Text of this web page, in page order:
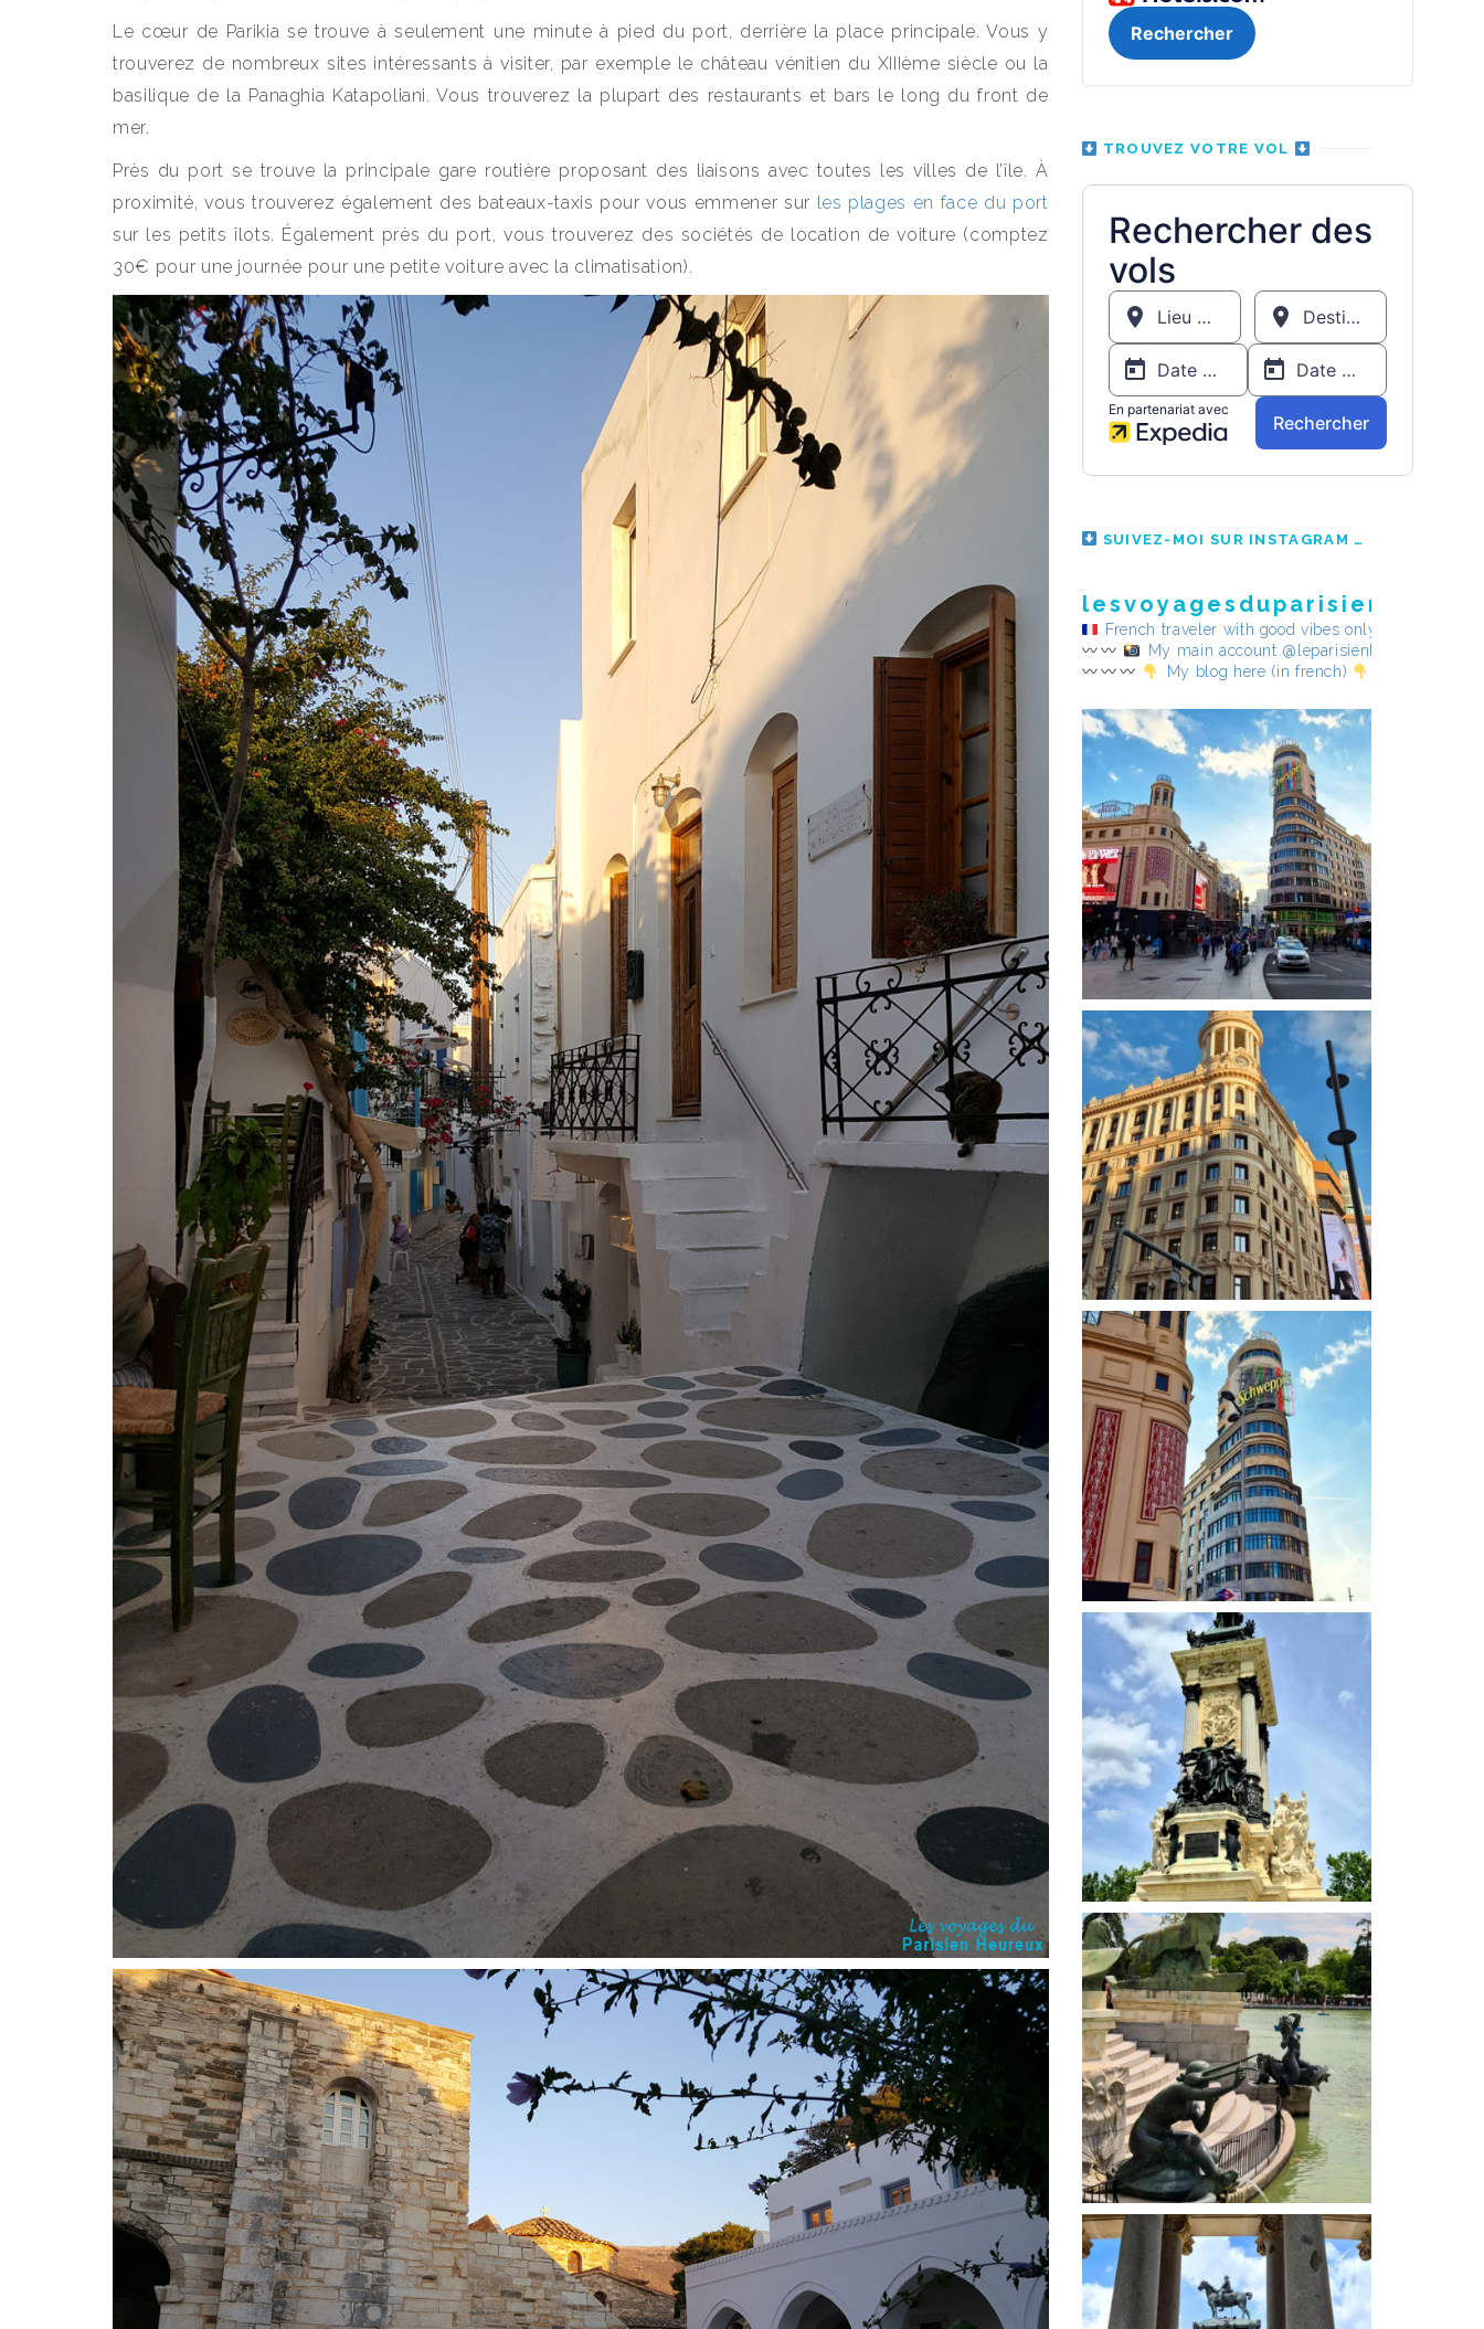
Le cœur de Parikia se trouve à seulement une minute à pied du port, derrière la place principale. Vous y
trouverez de nombreux sites intéressants à visiter, par exemple le château vénitien du XIIIème siècle ou la
basilique de la Panaghia Katapoliani. Vous trouverez la plupart des restaurants et bars le long du front de
mer.
Près du port se trouve la principale gare routière proposant des liaisons avec toutes les villes de l’île. À
proximité, vous trouverez également des bateaux-taxis pour vous emmener sur les plages en face du port
sur les petits îlots. Également près du port, vous trouverez des sociétés de location de voiture (comptez
30€ pour une journée pour une petite voiture avec la climatisation).
TROUVEZ VOTRE VOL
SUIVEZ-MOI SUR INSTAGRAM
French traveler with good vibes only
My main account @leparisienheureux
My blog here (in french)